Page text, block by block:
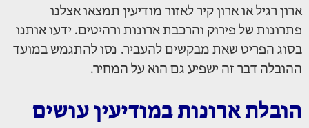
ארון רגיל או ארון קיר לאזור מודיעין תמצאו אצלנו
פתרונות של פירוק והרכבת ארונות ורהיטים. ידעו אותנו
בסוג הפריט שאת מבקשים להעביר. נסו להתגמש במועד
ההובלה דבר זה ישפיע גם הוא על המחיר.
הובלת ארונות במודיעין עושים